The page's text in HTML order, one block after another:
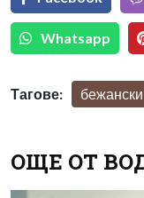
Whatsapp
Тагове:
ОЩЕ ОТ